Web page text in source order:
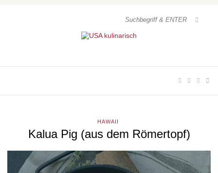
HAWAII
Kalua Pig (aus dem Römertopf)